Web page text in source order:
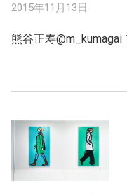
2015年11月13日
熊谷正寿